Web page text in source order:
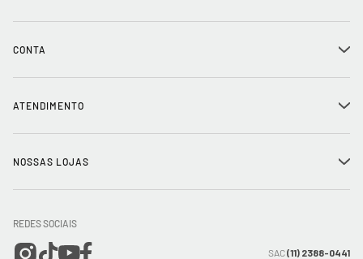
Trabalhe conosco
Mapa do Site
CONTA +
Meus pedidos
Wishlist
ATENDIMENTO +
Entrega e Frete
NOSSAS LOJAS +
REDES SOCIAIS
SAC(11) 2388-0441